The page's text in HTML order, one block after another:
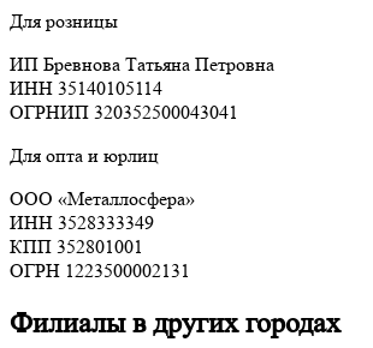
Для розницы
ИП Бревнова Татьяна Петровна
ИНН 35140105114
ОГРНИП 320352500043041
Для опта и юрлиц
ООО «Металлосфера»
ИНН 3528333349
КПП 352801001
ОГРН 1223500002131
Филиалы в других городах